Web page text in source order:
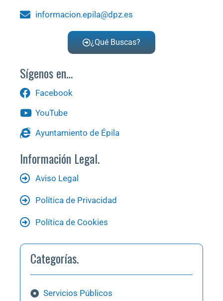
informacion.epila@dpz.es
¿Qué Buscas?
Sígenos en…
Facebook
YouTube
Ayuntamiento de Épila
Información Legal.
Aviso Legal
Política de Privacidad
Política de Cookies
Categorías.
Servicios Públicos